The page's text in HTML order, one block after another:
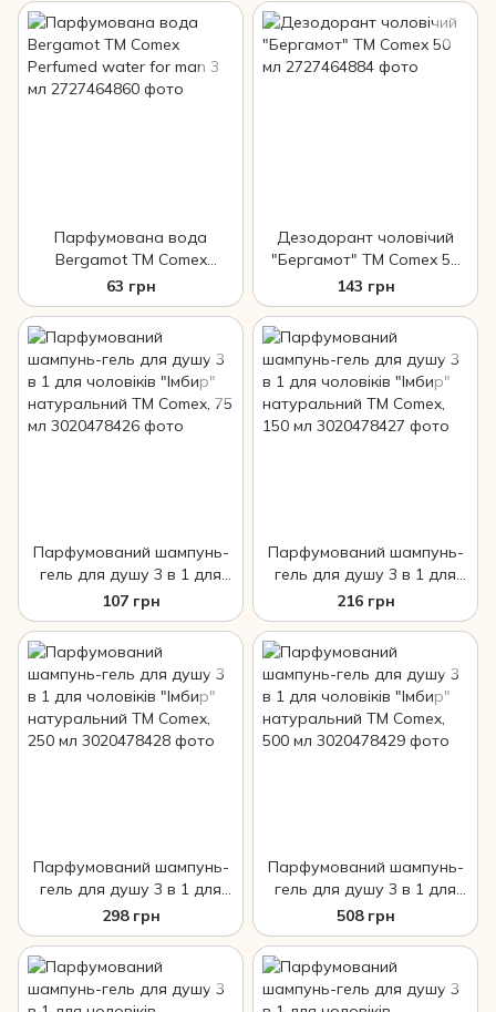
Парфумована вода
Bergamot ТМ Comex
Perfumed water for man 3
мл
63 грн
Дезодорант чоловічий
"Бергамот" ТМ Comex 50
мл
143 грн
Парфумований шампунь-
гель для душу 3 в 1 для
чоловіків "Імбир"
натуральний ТМ Comex, 75
107 грн
Парфумований шампунь-
гель для душу 3 в 1 для
чоловіків "Імбир"
натуральний ТМ Comex,
216 грн
Парфумований шампунь-
гель для душу 3 в 1 для
чоловіків "Імбир"
натуральний ТМ Comex,
298 грн
Парфумований шампунь-
гель для душу 3 в 1 для
чоловіків "Імбир"
натуральний ТМ Comex,
508 грн